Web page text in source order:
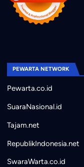
PEWARTA NETWORK
Pewarta.co.id
SuaraNasional.id
Tajam.net
RepublikIndonesia.net
SwaraWarta.co.id